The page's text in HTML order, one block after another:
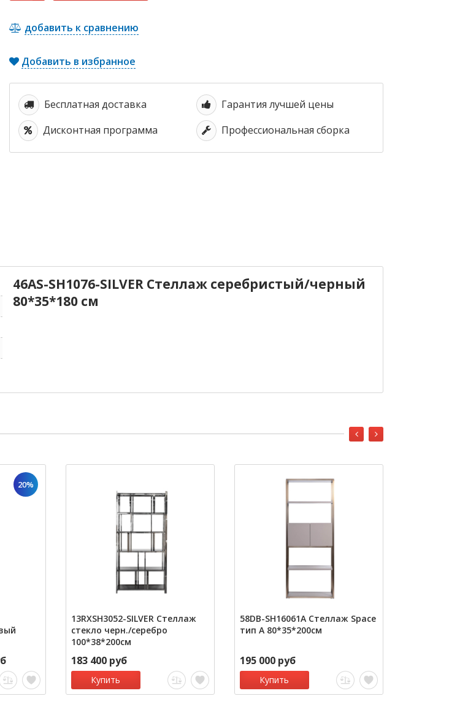
добавить к сравнению
Добавить в избранное
Бесплатная доставка
Гарантия лучшей цены
Дисконтная программа
Профессиональная сборка
46AS-SH1076-SILVER Стеллаж серебристый/черный
80*35*180 см
20%
13RXSH3052-SILVER Стеллаж
стекло черн./серебро
100*38*200см
183 400 руб
Купить
58DB-SH16061A Стеллаж Space
тип А 80*35*200см
195 000 руб
Купить